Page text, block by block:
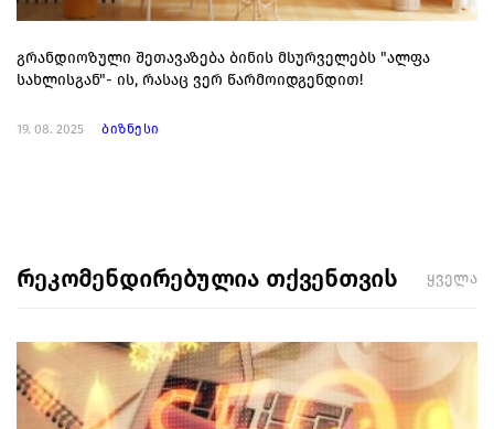
გრანდიოზული შეთავაზება ბინის მსურველებს "ალფა
სახლისგან"- ის, რასაც ვერ წარმოიდგენდით!
19. 08. 2025 ბიზნესი
რეკომენდირებულია თქვენთვის ყველა